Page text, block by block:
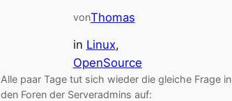
vonThomas
in Linux
OpenSource
Alle paar Tage tut sich wieder die gleiche Frage in
den Foren der Serveradmins auf: